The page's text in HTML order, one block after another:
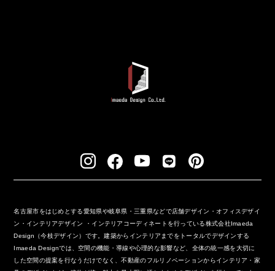
名古屋市をはじめとする愛知県や岐阜県・三重県などで店舗デザイン・オフィスデザイ
ン・インテリアデザイン ・インテリアコーディネートを行っている株式会社Imaeda
Design（今枝デザイン）です。建築からインテリアまでをトータルでデザインする
Imaeda Designでは、空間の機能・導線や心理的な影響など、全体の統一感を大切に
した空間の提案を行なうだけでなく、不動産のフルリノベーションからインテリア・家